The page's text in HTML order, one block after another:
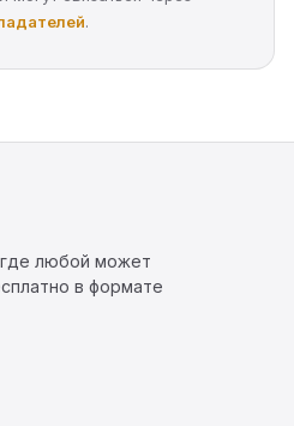
.
любой может
в формате